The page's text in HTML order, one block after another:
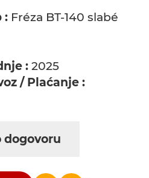
: Fréza BT-140 slabé
: 2025
/ Plaćanje :
dogovoru